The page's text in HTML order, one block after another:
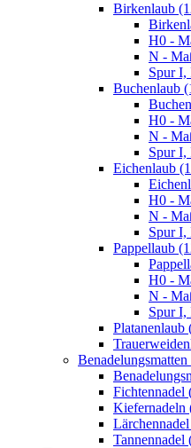
Birkenlaub
H0 -
N -
Spur I,
Buchenlaub
H0 -
N -
Spur I,
Eichenlaub
H0 -
N -
Spur I,
Pappellaub
H0 -
N -
Spur I,
Platanenlaub
Fichtennadel
Kiefernadeln
Tannennadel